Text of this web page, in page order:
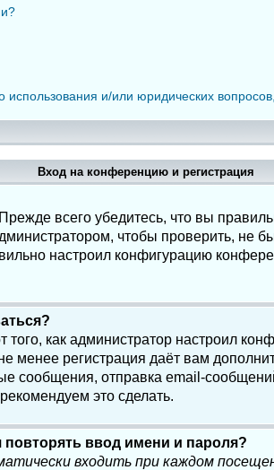
использования и/или юридических
Вход на конференцию и регистрация
всего убедитесь, что вы
чтобы проверить, не
настроил конфигурацию
того, как администратор настроил
менее регистрация даёт вам
отправка email-
это сделать.
ввод имени и пароля?
входить при каждом